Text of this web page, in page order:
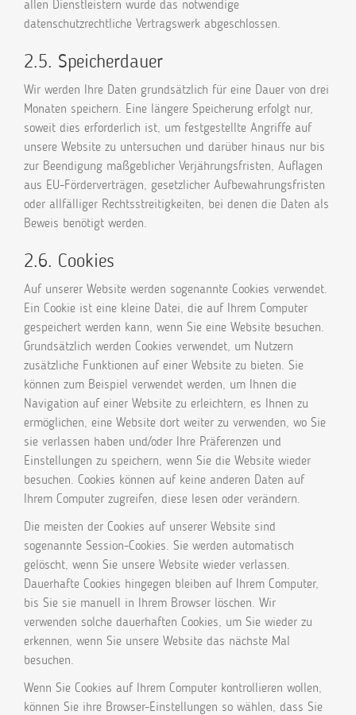
allen Dienstleistern wurde das notwendige
datenschutzrechtliche Vertragswerk abgeschlossen.
2.5. Speicherdauer
Wir werden Ihre Daten grundsätzlich für eine Dauer von drei
Monaten speichern. Eine längere Speicherung erfolgt nur,
soweit dies erforderlich ist, um festgestellte Angriffe auf
unsere Website zu untersuchen und darüber hinaus nur bis
zur Beendigung maßgeblicher Verjährungsfristen, Auflagen
aus EU-Förderverträgen, gesetzlicher Aufbewahrungsfristen
oder allfälliger Rechtsstreitigkeiten, bei denen die Daten als
Beweis benötigt werden.
2.6. Cookies
Auf unserer Website werden sogenannte Cookies verwendet.
Ein Cookie ist eine kleine Datei, die auf Ihrem Computer
gespeichert werden kann, wenn Sie eine Website besuchen.
Grundsätzlich werden Cookies verwendet, um Nutzern
zusätzliche Funktionen auf einer Website zu bieten. Sie
können zum Beispiel verwendet werden, um Ihnen die
Navigation auf einer Website zu erleichtern, es Ihnen zu
ermöglichen, eine Website dort weiter zu verwenden, wo Sie
sie verlassen haben und/oder Ihre Präferenzen und
Einstellungen zu speichern, wenn Sie die Website wieder
besuchen. Cookies können auf keine anderen Daten auf
Ihrem Computer zugreifen, diese lesen oder verändern.
Die meisten der Cookies auf unserer Website sind
sogenannte Session-Cookies. Sie werden automatisch
gelöscht, wenn Sie unsere Website wieder verlassen.
Dauerhafte Cookies hingegen bleiben auf Ihrem Computer,
bis Sie sie manuell in Ihrem Browser löschen. Wir
verwenden solche dauerhaften Cookies, um Sie wieder zu
erkennen, wenn Sie unsere Website das nächste Mal
besuchen.
Wenn Sie Cookies auf Ihrem Computer kontrollieren wollen,
können Sie ihre Browser-Einstellungen so wählen, dass Sie